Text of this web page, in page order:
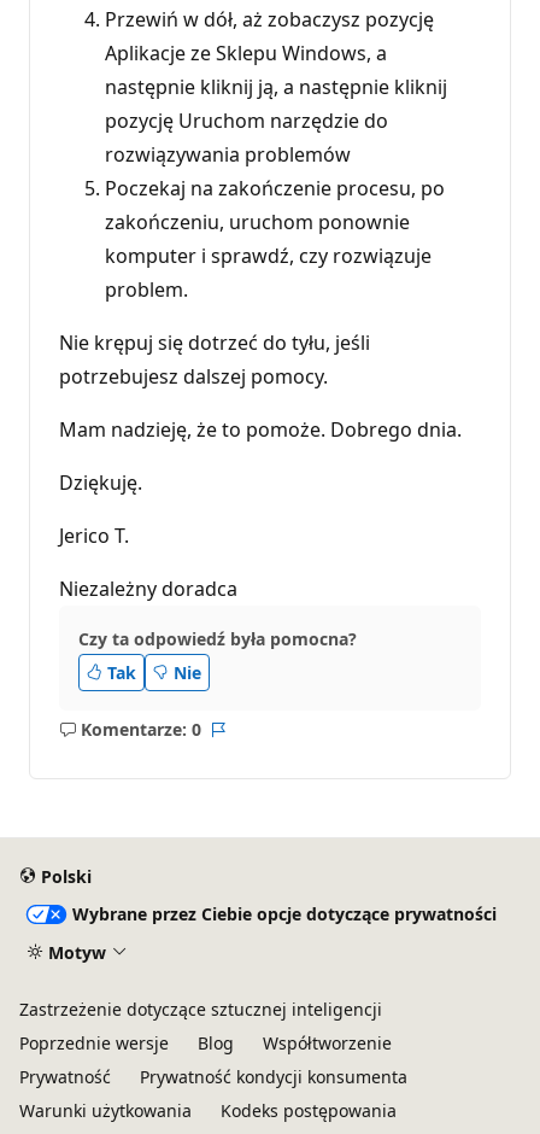
Przewiń w dół, aż zobaczysz pozycję
Aplikacje ze Sklepu Windows, a
następnie kliknij ją, a następnie kliknij
pozycję Uruchom narzędzie do
rozwiązywania problemów
Poczekaj na zakończenie procesu, po
zakończeniu, uruchom ponownie
komputer i sprawdź, czy rozwiązuje
problem.
Nie krępuj się dotrzeć do tyłu, jeśli
potrzebujesz dalszej pomocy.
Mam nadzieję, że to pomoże. Dobrego dnia.
Dziękuję.
Jerico T.
Niezależny doradca
Czy ta odpowiedź była pomocna?
Tak
Nie
Komentarze: 0
Brak
Polski
Wybrane przez Ciebie opcje dotyczące prywatności
Motyw
Zastrzeżenie dotyczące sztucznej inteligencji
Poprzednie wersje
Blog
Współtworzenie
Prywatność
Prywatność kondycji konsumenta
Warunki użytkowania
Kodeks postępowania